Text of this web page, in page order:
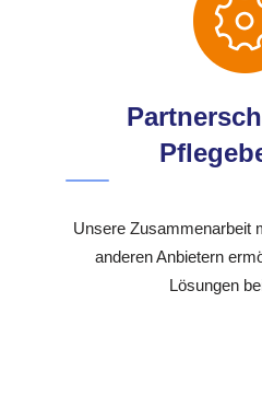
Unsere Zusammenarbeit
anderen Anbietern
Lösungen